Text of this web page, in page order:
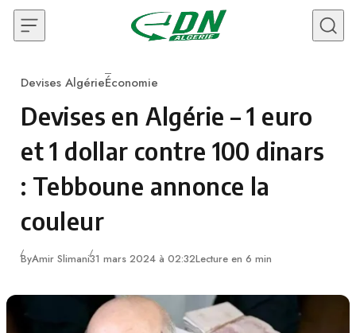
Skip to content
Category
Devises AlgérieÉconomie
Devises en Algérie – 1 euro
et 1 dollar contre 100 dinars
: Tebboune annonce la
couleur
ByAmir Slimani31 mars 2024 à 02:32Lecture en 6 min